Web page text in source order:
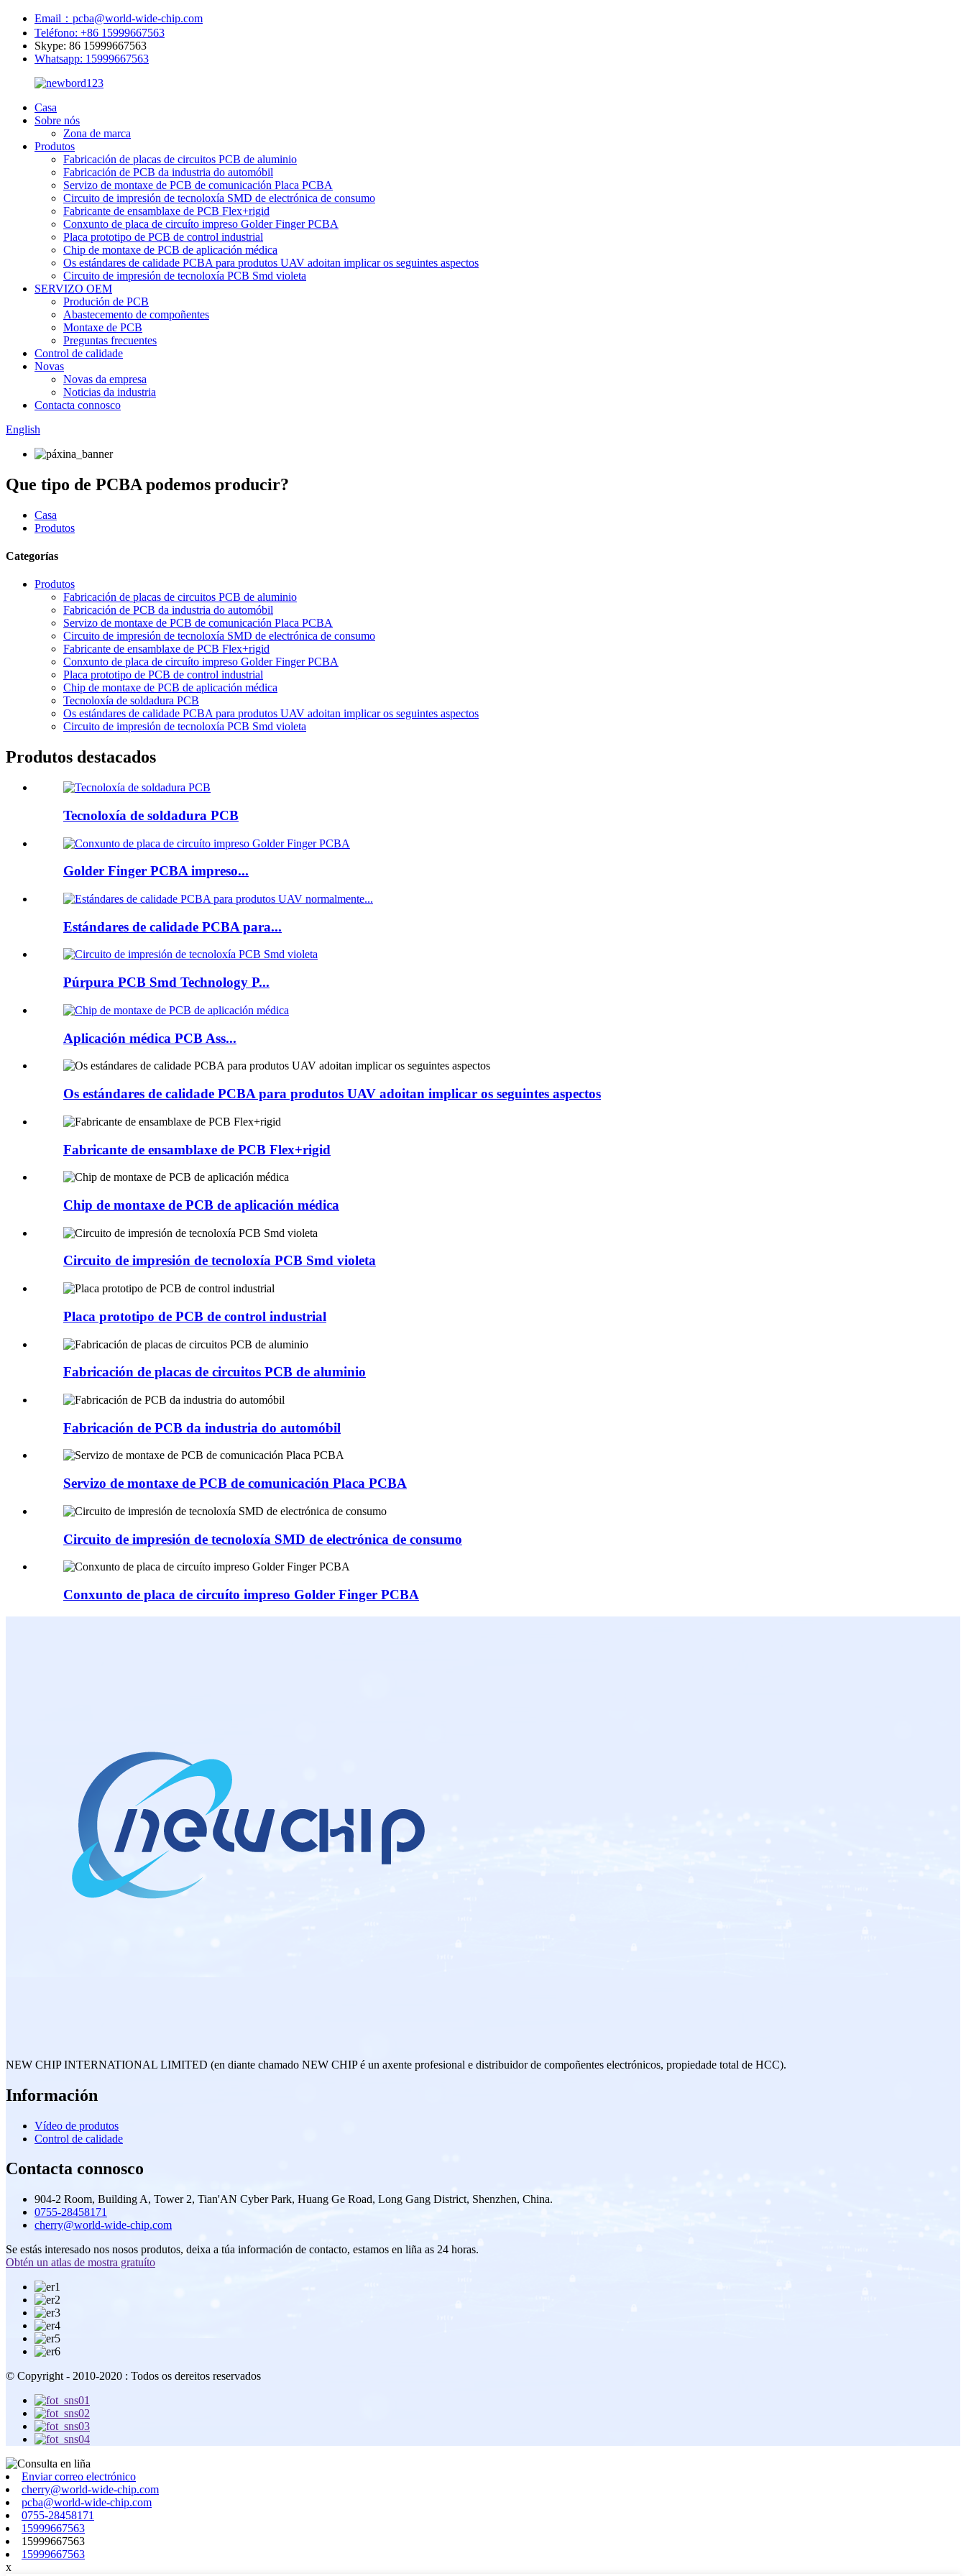
Email：pcba@world-wide-chip.com
Teléfono: +86 15999667563
Skype: 86 15999667563
Whatsapp: 15999667563
Casa
Sobre nós
Zona de marca
Produtos
Fabricación de placas de circuitos PCB de aluminio
Fabricación de PCB da industria do automóbil
Servizo de montaxe de PCB de comunicación Placa PCBA
Circuito de impresión de tecnoloxía SMD de electrónica de consumo
Fabricante de ensamblaxe de PCB Flex+rigid
Conxunto de placa de circuíto impreso Golder Finger PCBA
Placa prototipo de PCB de control industrial
Chip de montaxe de PCB de aplicación médica
Os estándares de calidade PCBA para produtos UAV adoitan implicar os seguintes aspectos
Circuito de impresión de tecnoloxía PCB Smd violeta
SERVIZO OEM
Produción de PCB
Abastecemento de compoñentes
Montaxe de PCB
Preguntas frecuentes
Control de calidade
Novas
Novas da empresa
Noticias da industria
Contacta connosco
English
Que tipo de PCBA podemos producir?
Casa
Produtos
Categorías
Produtos
Fabricación de placas de circuitos PCB de aluminio
Fabricación de PCB da industria do automóbil
Servizo de montaxe de PCB de comunicación Placa PCBA
Circuito de impresión de tecnoloxía SMD de electrónica de consumo
Fabricante de ensamblaxe de PCB Flex+rigid
Conxunto de placa de circuíto impreso Golder Finger PCBA
Placa prototipo de PCB de control industrial
Chip de montaxe de PCB de aplicación médica
Tecnoloxía de soldadura PCB
Os estándares de calidade PCBA para produtos UAV adoitan implicar os seguintes aspectos
Circuito de impresión de tecnoloxía PCB Smd violeta
Produtos destacados
Tecnoloxía de soldadura PCB
Golder Finger PCBA impreso...
Estándares de calidade PCBA para...
Púrpura PCB Smd Technology P...
Aplicación médica PCB Ass...
Os estándares de calidade PCBA para produtos UAV adoitan implicar os seguintes aspectos
Fabricante de ensamblaxe de PCB Flex+rigid
Chip de montaxe de PCB de aplicación médica
Circuito de impresión de tecnoloxía PCB Smd violeta
Placa prototipo de PCB de control industrial
Fabricación de placas de circuitos PCB de aluminio
Fabricación de PCB da industria do automóbil
Servizo de montaxe de PCB de comunicación Placa PCBA
Circuito de impresión de tecnoloxía SMD de electrónica de consumo
Conxunto de placa de circuíto impreso Golder Finger PCBA
NEW CHIP INTERNATIONAL LIMITED (en diante chamado NEW CHIP é un axente profesional e distribuidor de compoñentes electrónicos, propiedade total de HCC).
Información
Vídeo de produtos
Control de calidade
Contacta connosco
904-2 Room, Building A, Tower 2, Tian'AN Cyber ​​Park, Huang Ge Road, Long Gang District, Shenzhen, China.
0755-28458171
cherry@world-wide-chip.com
Se estás interesado nos nosos produtos, deixa a túa información de contacto, estamos en liña as 24 horas.
Obtén un atlas de mostra gratuíto
© Copyright - 2010-2020 : Todos os dereitos reservados
Enviar correo electrónico
cherry@world-wide-chip.com
pcba@world-wide-chip.com
0755-28458171
15999667563
15999667563
15999667563
x